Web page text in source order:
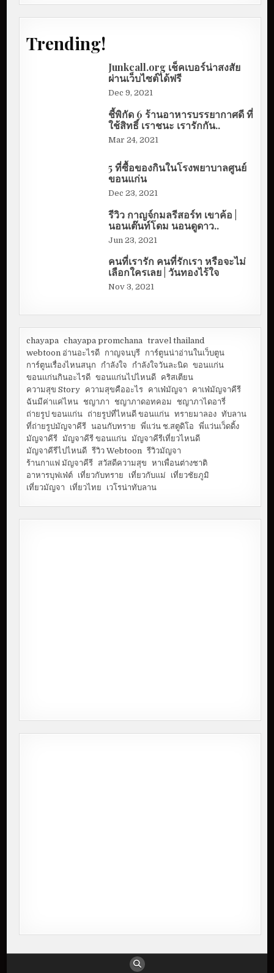
Trending!
Junkcall.org เช็คเบอร์น่าสงสัย
ผ่านเว็บไซต์ได้ฟรี
Dec 9, 2021
ชี้พิกัด 6 ร้านอาหารบรรยากาศดี ที่
ใช้สิทธิ์ เราชนะ เรารักกัน..
Mar 24, 2021
5 ที่ซื้อของกินในโรงพยาบาลศูนย์
ขอนแก่น
Dec 23, 2021
รีวิว กาญจ์กมลรีสอร์ท เขาค้อ |
นอนเต๊นท์โดม นอนดูดาว..
Jun 23, 2021
คนที่เรารัก คนที่รักเรา หรือจะไม่
เลือกใครเลย | วันทองไร้ใจ
Nov 3, 2021
chayapa chayapa promchana
travel thailand
webtoon อ่านอะไรดี กาญจนบุรี การ์ตูนน่าอ่านในเว็บตูน
การ์ตูนเรื่องไหนสนุก
กำลังใจ กำลังใจวันละนิด ขอนแก่น
ขอนแก่นกินอะไรดี ขอนแก่นไปไหนดี คริสเตียน
ความสุข Story ความสุขคืออะไร คาเฟ่มัญจา
คาเฟ่มัญจาคีรี
ฉันมีค่าแค่ไหน ชญาภา ชญาภาดอทคอม
ชญาภาไดอารี่
ถ่ายรูป ขอนแก่น ถ่ายรูปที่ไหนดี ขอนแก่น ทรายมาลอง ทับลาน
ที่ถ่ายรูปมัญจาคีรี นอนกับทราย พี่แว่น ช.สตูดิโอ
พี่แว่นเว็ดดิ้ง
มัญจาคีรี มัญจาคีรี ขอนแก่น มัญจาคีรีเที่ยวไหนดี
มัญจาคีรีไปไหนดี รีวิว Webtoon
รีวิวมัญจา
ร้านกาแฟ มัญจาคีรี สวัสดีความสุข
หาเพื่อนต่างชาติ
อาหารบุฟเฟ่ต์ เที่ยวกับทราย เที่ยวกับแม่
เที่ยวชัยภูมิ
เที่ยวมัญจา
เที่ยวไทย เวโรน่าทับลาน